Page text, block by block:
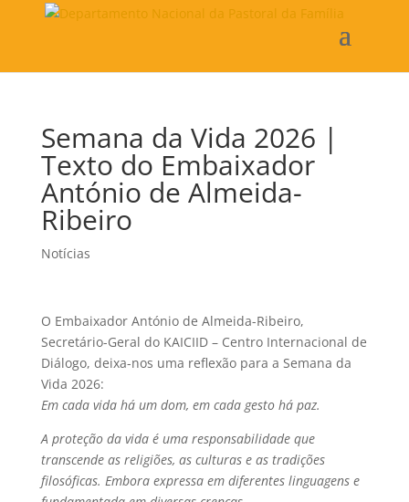
Semana da Vida 2026 |
Texto do Embaixador
António de Almeida-
Ribeiro
Notícias
O Embaixador António de Almeida-Ribeiro,
Secretário-Geral do KAICIID – Centro Internacional de
Diálogo, deixa-nos uma reflexão para a Semana da
Vida 2026:
Em cada vida há um dom, em cada gesto há paz.
A proteção da vida é uma responsabilidade que
transcende as religiões, as culturas e as tradições
filosóficas. Embora expressa em diferentes linguagens e